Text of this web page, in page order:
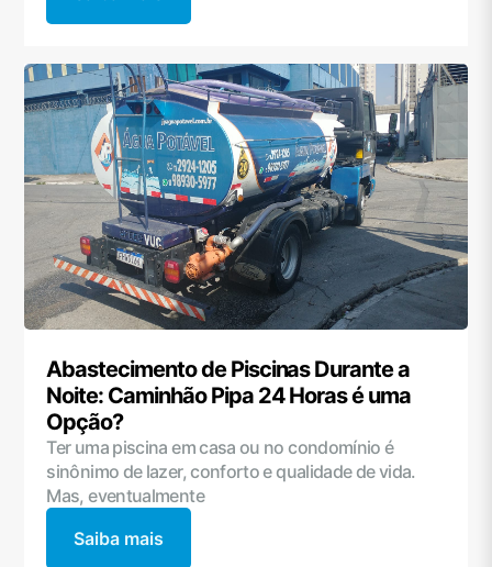
Abastecimento de Piscinas Durante a
Noite: Caminhão Pipa 24 Horas é uma
Opção?
Ter uma piscina em casa ou no condomínio é
sinônimo de lazer, conforto e qualidade de vida.
Mas, eventualmente
Saiba mais